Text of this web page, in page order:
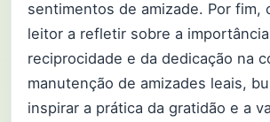
sentimentos de amizade. Por fim,
leitor a refletir sobre a
reciprocidade e da dedicação na
manutenção de amizades leais,
inspirar a prática da gratidão e a